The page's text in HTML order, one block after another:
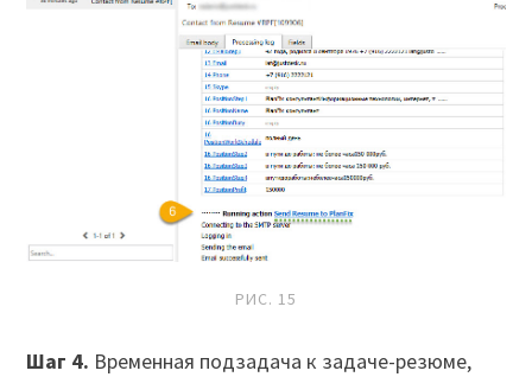
РИС. 15
Шаг 4. Временная подзадача к задаче-резюме,